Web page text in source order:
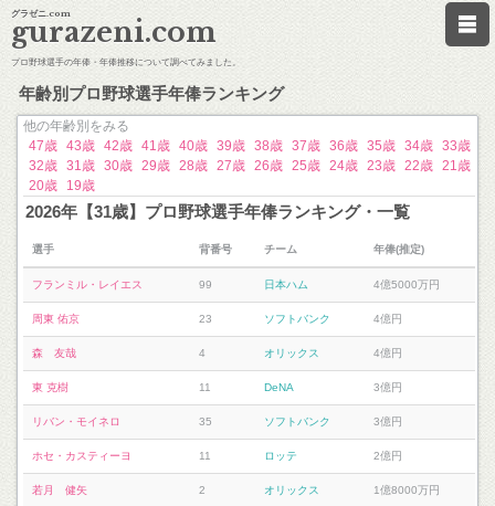
グラゼニ.com
gurazeni.com
プロ野球選手の年俸・年俸推移について調べてみました。
年齢別プロ野球選手年俸ランキング
他の年齢別をみる
47歳 43歳 42歳 41歳 40歳 39歳 38歳 37歳 36歳 35歳 34歳 33歳
32歳 31歳 30歳 29歳 28歳 27歳 26歳 25歳 24歳 23歳 22歳 21歳
20歳
19歳
2026年【31歳】プロ野球選手年俸ランキング・一覧
選手 背番号 チーム 年俸(推定)
フランミル・レイエス 99 日本ハム 4億5000万円
周東 佑京 23 ソフトバンク 4億円
森 友哉 4 オリックス 4億円
東 克樹 11 DeNA 3億円
リバン・モイネロ 35 ソフトバンク 3億円
ホセ・カスティーヨ 11 ロッテ 2億円
若月 健矢 2 オリックス 1億8000万円